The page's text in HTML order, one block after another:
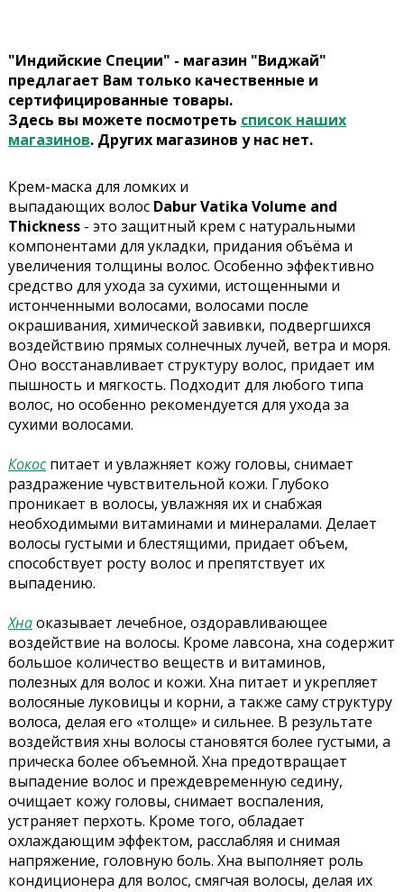
"Индийские Специи" - магазин "Виджай"
предлагает Вам только качественные и
сертифицированные товары.
Здесь вы можете посмотреть список наших
магазинов. Других магазинов у нас нет.
Крем-маска для ломких и
выпадающихволос Dabur Vatika Volume and
Thickness- это защитный крем с натуральными
компонентами для укладки, придания объёма и
увеличения толщины волос. Особенно эффективно
средство для ухода за сухими, истощенными и
истонченными волосами, волосами после
окрашивания, химической завивки, подвергшихся
воздействию прямых солнечных лучей, ветра и моря.
Оно восстанавливает структуру волос, придает им
пышность и мягкость. Подходит для любого типа
волос, но особенно рекомендуется для ухода за
сухими волосами.
Кокоспитает и увлажняет кожу головы, снимает
раздражение чувствительной кожи. Глубоко
проникает в волосы, увлажняя их и снабжая
необходимыми витаминами и минералами. Делает
волосы густыми и блестящими, придает объем,
способствует росту волос и препятствует их
выпадению.
Хнаоказывает лечебное, оздоравливающее
воздействие на волосы. Кроме лавсона, хна содержит
большое количество веществ и витаминов,
полезных для волос и кожи. Хна питает и укрепляет
волосяные луковицы и корни, а также саму структуру
волоса, делая его «толще» и сильнее. В результате
воздействия хны волосы становятся более густыми, а
прическа более объемной. Хна предотвращает
выпадение волос и преждевременную седину,
очищает кожу головы, снимает воспаления,
устраняет перхоть. Кроме того, обладает
охлаждающим эффектом, расслабляя и снимая
напряжение, головную боль. Хна выполняет роль
кондиционера для волос, смягчая волосы, делая их